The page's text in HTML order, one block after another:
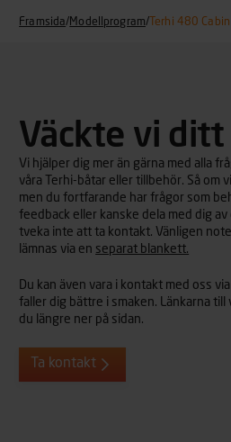
Framsida/Modellprogram/ Terhi 480 Cabin
Väckte vi ditt
Vi hjälper dig mer än gärna med alla
våra Terhi-båtar eller tillbehör. Så om
men du fortfarande har frågor som
feedback eller kanske dela med dig
tveka inte att ta kontakt. Vänligen
lämnas via en separat blankett.
Du kan även vara i kontakt med oss
faller dig bättre i smaken. Länkarna till
du längre ner på sidan.
Ta kontakt